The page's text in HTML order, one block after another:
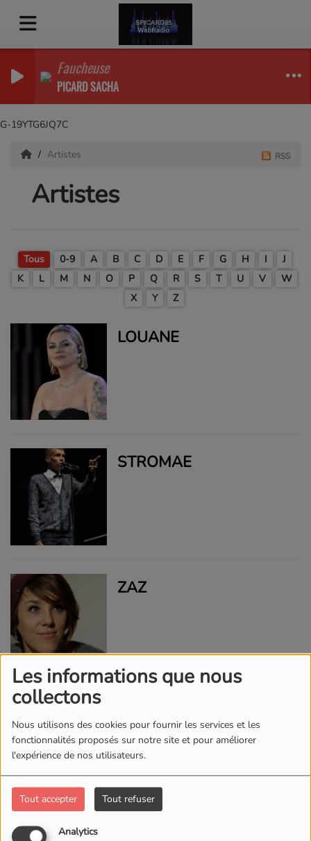
Les informations que nous
collectons
Nous utilisons des cookies pour fournir les services et les
fonctionnalités proposés sur notre site et pour améliorer
l'expérience de nos utilisateurs.
Tout accepter Tout refuser
Analytics
G-19YTG6JQ7C
Faucheuse
PICARD SACHA
Artistes
Artistes
RSS
Tous 0-9 A B C D E F G H I
J
K
L M N O P Q R S T U V
W
X
Y Z
LOUANE
STROMAE
ZAZ